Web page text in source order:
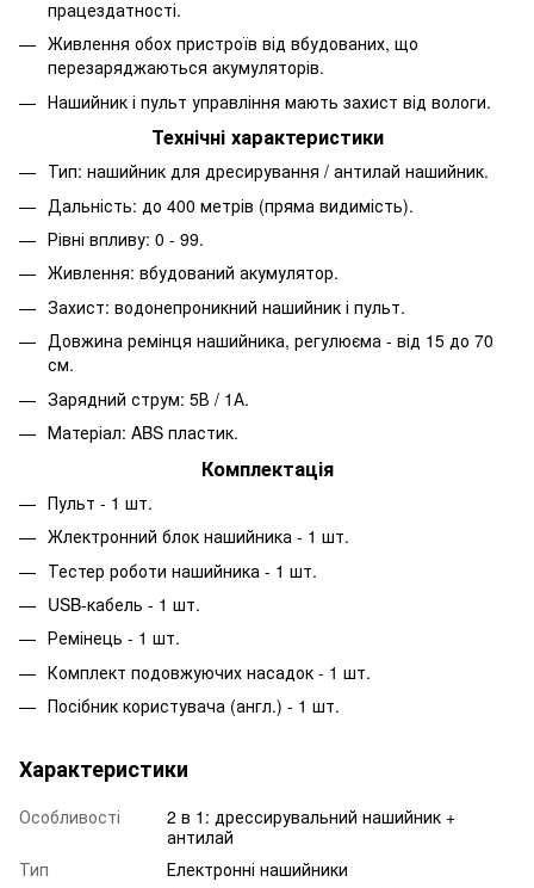
працездатності.
Живлення обох пристроїв від вбудованих, що
перезаряджаються акумуляторів.
Нашийник і пульт управління мають захист від вологи.
Технічні характеристики
Тип: нашийник для дресирування / антилай нашийник.
Дальність: до 400 метрів (пряма видимість).
Рівні впливу: 0 - 99.
Живлення: вбудований акумулятор.
Захист: водонепроникний нашийник і пульт.
Довжина ремінця нашийника, регулюєма - від 15 до 70
см.
Зарядний струм: 5В / 1А.
Матеріал: ABS пластик.
Комплектація
Пульт - 1 шт.
Жлектронний блок нашийника - 1 шт.
Тестер роботи нашийника - 1 шт.
USB-кабель - 1 шт.
Ремінець - 1 шт.
Комплект подовжуючих насадок - 1 шт.
Посібник користувача (англ.) - 1 шт.
Характеристики
Особливості
2 в 1: дрессирувальний нашийник +
антилай
Тип
Електронні нашийники